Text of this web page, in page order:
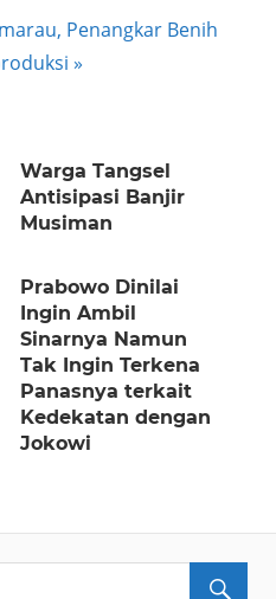
Penangkar Benih
Warga Tangsel
Antisipasi Banjir
Musiman
Prabowo Dinilai
Ingin Ambil
Sinarnya Namun
Tak Ingin Terkena
Panasnya terkait
Kedekatan dengan
Jokowi